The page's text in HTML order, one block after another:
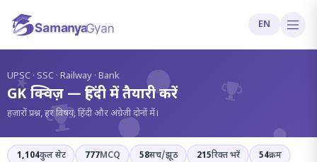
EN
?
UPSC · SSC · Railway · Bank
GK क्विज़ — हिंदी में तैयारी करें
हज़ारों प्रश्न, हर विषय, हिंदी और अंग्रेज़ी दोनों में।
1,104कुल सेट 777MCQ 58सच/झूठ 215रिक्त भरें 54क्रम